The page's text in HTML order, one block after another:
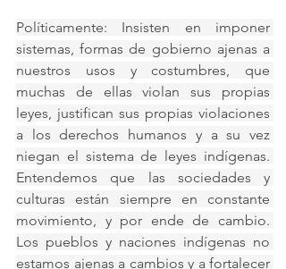
Políticamente: Insisten en imponer
sistemas, formas de gobierno ajenas a
nuestros usos y costumbres, que
muchas de ellas violan sus propias
leyes, justifican sus propias violaciones
a los derechos humanos y a su vez
niegan el sistema de leyes indígenas.
Entendemos que las sociedades y
culturas están siempre en constante
movimiento, y por ende de cambio.
Los pueblos y naciones indígenas no
estamos ajenas a cambios y a fortalecer